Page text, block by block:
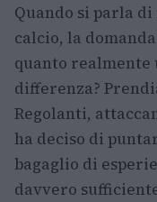
Quando si parla
calcio, la
quanto realmente
differenza?
Regolanti,
ha deciso di
bagaglio di
davvero